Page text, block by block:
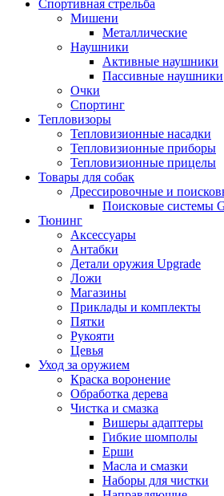
Спортивная стрельба
Мишени
Металлические
Наушники
Активные наушники
Пассивные наушники
Очки
Спортинг
Тепловизоры
Тепловизионные насадки
Тепловизионные приборы
Тепловизионные прицелы
Товары для собак
Дрессировочные и
Поисковые системы
Тюнинг
Аксессуары
Антабки
Детали оружия Upgrade
Ложи
Магазины
Приклады и комплекты
Пятки
Рукояти
Цевья
Уход за оружием
Краска воронение
Обработка дерева
Чистка и смазка
Вишеры адаптеры
Гибкие шомполы
Ерши
Масла и смазки
Наборы для чистки